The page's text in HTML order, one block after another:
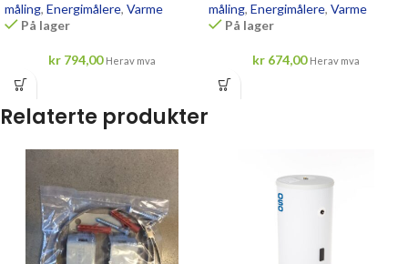
måling, Energimålere, Varme
På lager
kr 794,00 Herav mva
måling, Energimålere, Varme
På lager
kr 674,00 Herav mva
Relaterte produkter